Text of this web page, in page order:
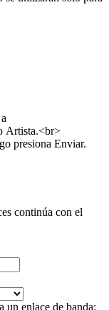
Artista.<br>
presiona Enviar.
continúa con el
un enlace de banda: